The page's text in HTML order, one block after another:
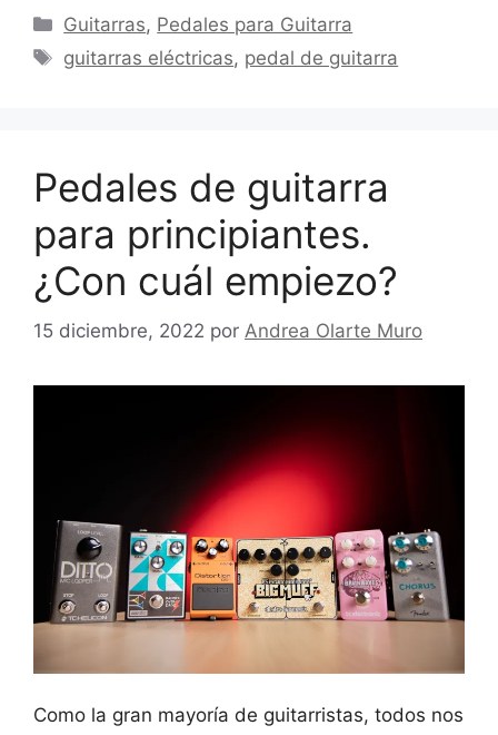
Categorías
Guitarras, Pedales para Guitarra
Etiquetas
guitarras eléctricas, pedal de guitarra
Pedales de guitarra
para principiantes.
¿Con cuál empiezo?
15 diciembre, 2022 por Andrea Olarte Muro
Como la gran mayoría de guitarristas, todos nos